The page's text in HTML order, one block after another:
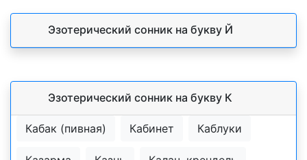
Эзотерический cонник на букву Й
Эзотерический cонник на букву К
Кабак (пивная) Кабинет Каблуки